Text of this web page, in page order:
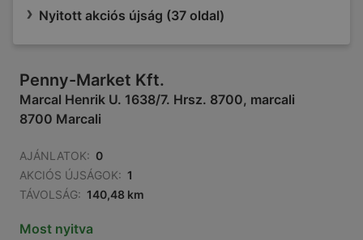
Nyitott akciós újság (37 oldal)
Penny-Market Kft.
Marcal Henrik U. 1638/7. Hrsz. 8700, marcali
8700 Marcali
AJÁNLATOK: 0
AKCIÓS ÚJSÁGOK: 1
TÁVOLSÁG: 140,48 km
Most nyitva